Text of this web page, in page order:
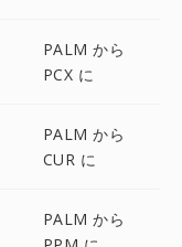
PALM から
PCX に
PALM から
CUR に
PALM から